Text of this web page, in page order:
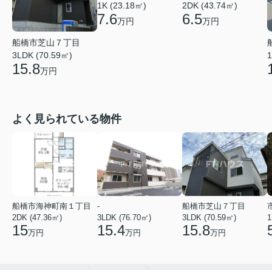
船橋市芝山７丁目
3LDK (70.59㎡)
15.8万円
1K (23.18㎡)
7.6万円
2DK (43.74㎡)
6.5万円
よく見られている物件
船橋市海神町南１丁目
2DK (47.36㎡)
15万円
-
3LDK (76.70㎡)
15.4万円
船橋市芝山７丁目
3LDK (70.59㎡)
15.8万円